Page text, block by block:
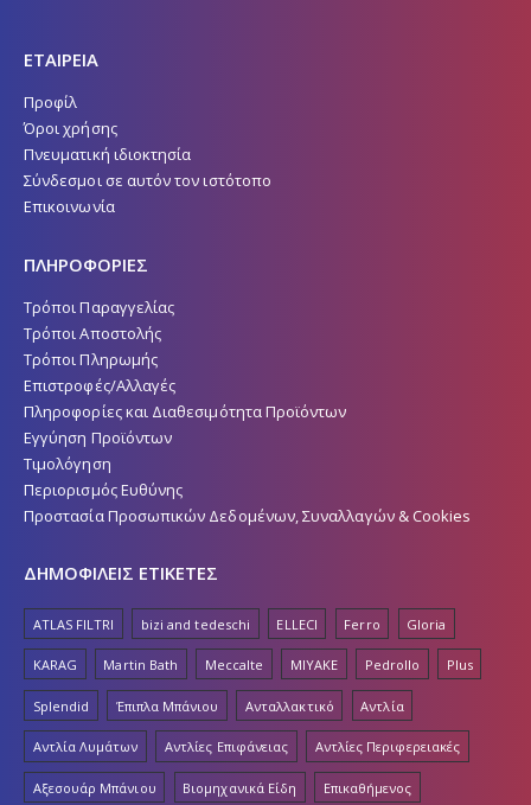
ΕΤΑΙΡΕΙΑ
Προφίλ
Όροι χρήσης
Πνευματική ιδιοκτησία
Σύνδεσμοι σε αυτόν τον ιστότοπο
Επικοινωνία
ΠΛΗΡΟΦΟΡΙΕΣ
Τρόποι Παραγγελίας
Τρόποι Αποστολής
Τρόποι Πληρωμής
Επιστροφές/Αλλαγές
Πληροφορίες και Διαθεσιμότητα Προϊόντων
Εγγύηση Προϊόντων
Τιμολόγηση
Περιορισμός Ευθύνης
Προστασία Προσωπικών Δεδομένων, Συναλλαγών & Cookies
ΔΗΜΟΦΙΛΕΙΣ ΕΤΙΚΕΤΕΣ
ATLAS FILTRI bizi and tedeschi ELLECI Ferro Gloria
KARAG Martin Bath Meccalte MIYAKE Pedrollo Plus
Splendid Έπιπλα Μπάνιου Ανταλλακτικό Αντλία
Αντλία Λυμάτων Αντλίες Επιφάνειας Αντλίες Περιφερειακές
Αξεσουάρ Μπάνιου Βιομηχανικά Είδη Επικαθήμενος